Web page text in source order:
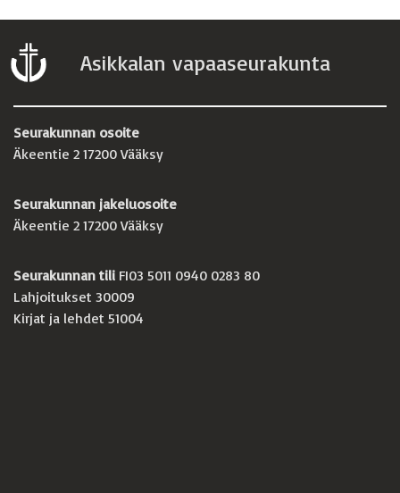
Asikkalan vapaaseurakunta
Seurakunnan osoite
Äkeentie 2 17200 Vääksy
Seurakunnan jakeluosoite
Äkeentie 2 17200 Vääksy
Seurakunnan tili FI03 5011 0940 0283 80
Lahjoitukset 30009
Kirjat ja lehdet 51004